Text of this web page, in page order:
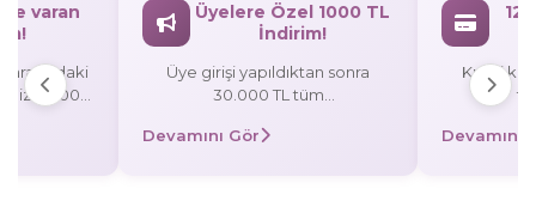
varan
arasındaki
3.000
Üyelere Özel 1000 TL
İndirim!
Üye girişi yapıldıktan sonra
30.000 TL tüm
indirim! Promosyon Kodu:
Devamını Gör
12
Kredi
Devamını